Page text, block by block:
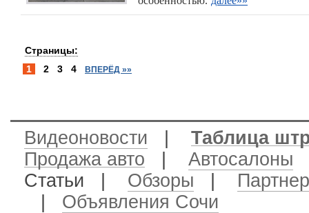
Страницы:
1
2 3 4 ВПЕРЁД »»
Видеоновости
Таблица
Продажа авто
Автосалоны
Статьи | Обзоры
Объявления Сочи